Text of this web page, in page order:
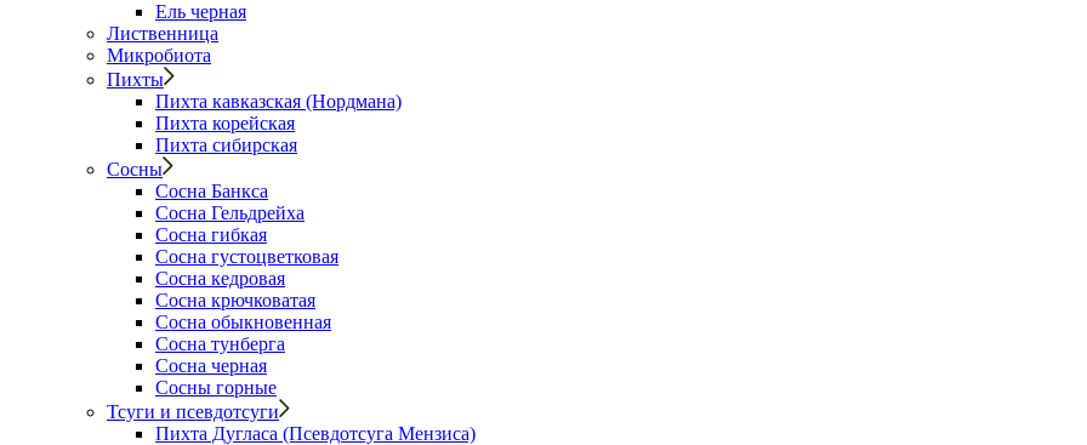
Ель черная
Лиственница
Микробиота
Пихты
Пихта кавказская (Нордмана)
Пихта корейская
Пихта сибирская
Сосны
Сосна Банкса
Сосна Гельдрейха
Сосна гибкая
Сосна густоцветковая
Сосна кедровая
Сосна крючковатая
Сосна обыкновенная
Сосна тунберга
Сосна черная
Сосны горные
Тсуги и псевдотсуги
Пихта Дугласа (Псевдотсуга Мензиса)